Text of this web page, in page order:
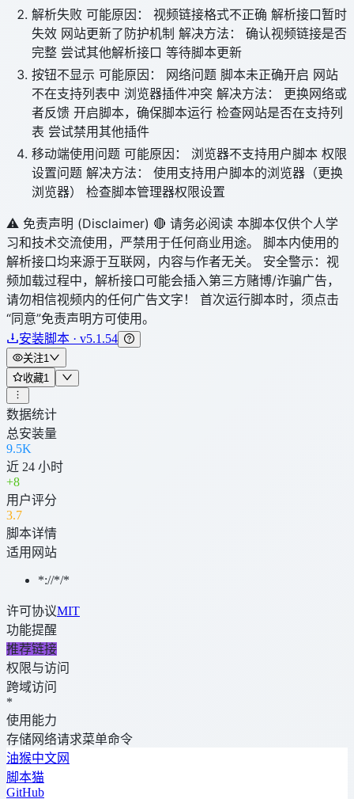
解析失败 可能原因： 视频链接格式不正确 解析接口暂时
失效 网站更新了防护机制 解决方法： 确认视频链接是否
完整 尝试其他解析接口 等待脚本更新
按钮不显示 可能原因： 网络问题 脚本未正确开启 网站
不在支持列表中 浏览器插件冲突 解决方法： 更换网络或
者反馈 开启脚本，确保脚本运行 检查网站是否在支持列
表 尝试禁用其他插件
移动端使用问题 可能原因： 浏览器不支持用户脚本 权限
设置问题 解决方法： 使用支持用户脚本的浏览器（更换
浏览器） 检查脚本管理器权限设置
⚠️ 免责声明 (Disclaimer) 🔴 请务必阅读 本脚本仅供个人学
习和技术交流使用，严禁用于任何商业用途。 脚本内使用的
解析接口均来源于互联网，内容与作者无关。 安全警示：视
频加载过程中，解析接口可能会插入第三方赌博/诈骗广告，
请勿相信视频内的任何广告文字！ 首次运行脚本时，须点击
“同意”免责声明方可使用。
安装脚本 · v5.1.54
关注1
收藏1
数据统计
总安装量
9.5K
近 24 小时
+8
用户评分
3.7
脚本详情
适用网站
*://*/*
许可协议MIT
功能提醒
推荐链接
权限与访问
跨域访问
*
使用能力
存储网络请求菜单命令
油猴中文网
脚本猫
GitHub